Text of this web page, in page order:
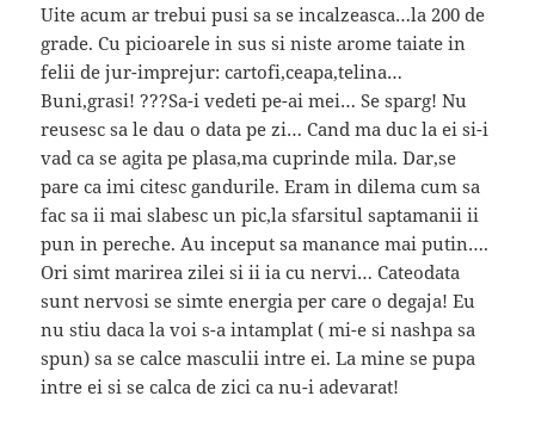
Uite acum ar trebui pusi sa se incalzeasca…la 200 de
grade. Cu picioarele in sus si niste arome taiate in
felii de jur-imprejur: cartofi,ceapa,telina…
Buni,grasi! ???Sa-i vedeti pe-ai mei… Se sparg! Nu
reusesc sa le dau o data pe zi… Cand ma duc la ei si-i
vad ca se agita pe plasa,ma cuprinde mila. Dar,se
pare ca imi citesc gandurile. Eram in dilema cum sa
fac sa ii mai slabesc un pic,la sfarsitul saptamanii ii
pun in pereche. Au inceput sa manance mai putin….
Ori simt marirea zilei si ii ia cu nervi… Cateodata
sunt nervosi se simte energia per care o degaja! Eu
nu stiu daca la voi s-a intamplat ( mi-e si nashpa sa
spun) sa se calce masculii intre ei. La mine se pupa
intre ei si se calca de zici ca nu-i adevarat!